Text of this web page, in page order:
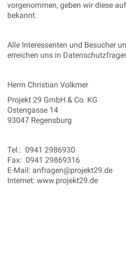
vorgenommen, geben wir diese
bekannt.
Alle Interessenten und Besucher
erreichen uns in
Herrn Christian Volkmer
Projekt 29 GmbH & Co. KG
Ostengasse 14
93047 Regensburg
Tel.: 0941 2986930
Fax: 0941 29869316
E-Mail: anfragen@projekt29.de
Internet: www.projekt29.de